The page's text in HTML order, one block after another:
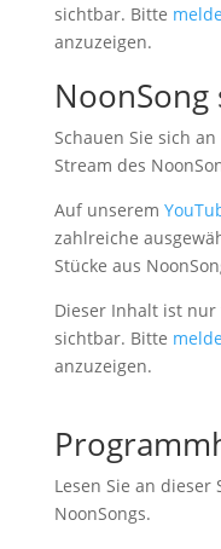
sichtbar. Bitte
anzuzeigen.
NoonSong
Schauen Sie sich
Stream des
Auf unserem
zahlreiche
Stücke aus
Dieser Inhalt ist
sichtbar. Bitte
anzuzeigen.
Lesen Sie an dieser
NoonSongs.